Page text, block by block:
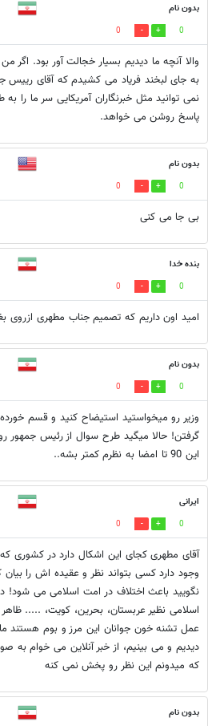
بدون نام
0
0
والا آنچه ما دیدیم بسیار خجالت آور بود. اگر
به جای لبخند فریاد می کشیدم که آقای رییس
نمی توانید مثل خبرنگاران آمریکایی سر ما
پاسخ روشن می خواهد.
بدون نام
0
0
بی جا می کنی
بنده خدا
0
0
امید اون داریم که تصمیم جناب مطهری ازروی
بدون نام
0
0
وزیر رو میخواستید استیضاح کنید و قسم
گرفتن! حالا میگید طرح سوال از رئیس جمهور
این 90 تا امضا به نظرم کمتر بشه..
ایرانی
0
0
آقای مطهری کجای این اشکال دارد در کشوری که
وجود دارد کسی بتواند نظر و عقیده اش را بیان
نگویید باعث اختلاف در امت اسلامی می
اسلامی نظیر عربستان، بحرین، کویت، ..... ظاهر
عمل تشنه خون جوانان این مرز و بوم هستند
دیدیم و می بینیم، از خبر آنلاین می خوام
که میدونم این نظر رو پخش نمی کنه
بدون نام